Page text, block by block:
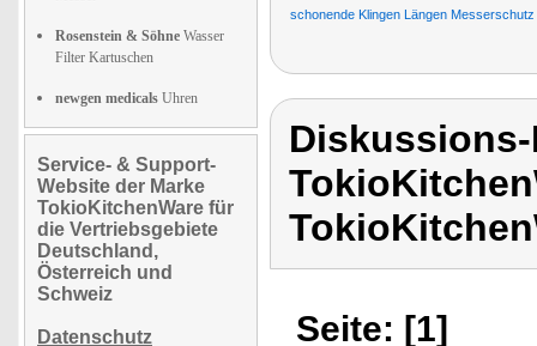
Rosenstein & Söhne Wasser
Filter Kartuschen
newgen medicals Uhren
Service- & Support-
Website der Marke
TokioKitchenWare für
die Vertriebsgebiete
Deutschland,
Österreich und
Schweiz
Datenschutz
schonende Klingen Längen
Seite: [1]